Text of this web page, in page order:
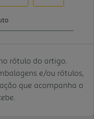
rótulo do artigo.
e/ou rótulos,
que acompanha o